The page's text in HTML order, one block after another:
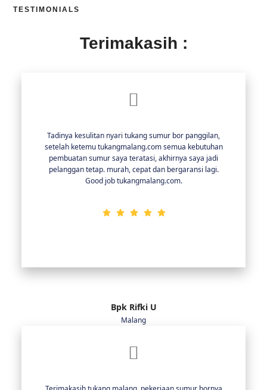
TESTIMONIALS
Terimakasih :
Bpk Rifki U
Malang
Tadinya kesulitan nyari tukang sumur bor panggilan,
setelah ketemu tukangmalang.com semua kebutuhan
pembuatan sumur saya teratasi, akhirnya saya jadi
pelanggan tetap. murah, cepat dan bergaransi lagi.
Good job tukangmalang.com.